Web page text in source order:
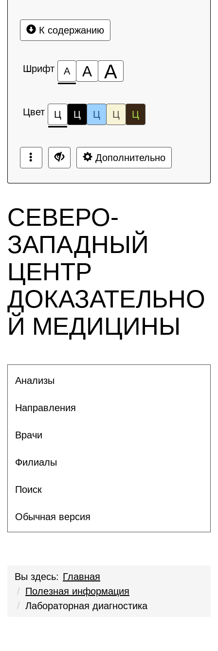
К содержанию
Шрифт А А А
Цвет Ц Ц Ц Ц Ц
Дополнительно
СЕВЕРО-
ЗАПАДНЫЙ
ЦЕНТР
ДОКАЗАТЕЛЬНО
Й МЕДИЦИНЫ
Анализы
Направления
Врачи
Филиалы
Поиск
Обычная версия
Вы здесь: Главная
Полезная информация
Лабораторная диагностика